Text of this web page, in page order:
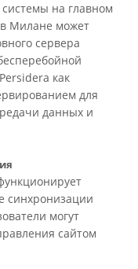
на главном
Милане может
сервера
как
для
данных и
синхронизации
могут
сайтом